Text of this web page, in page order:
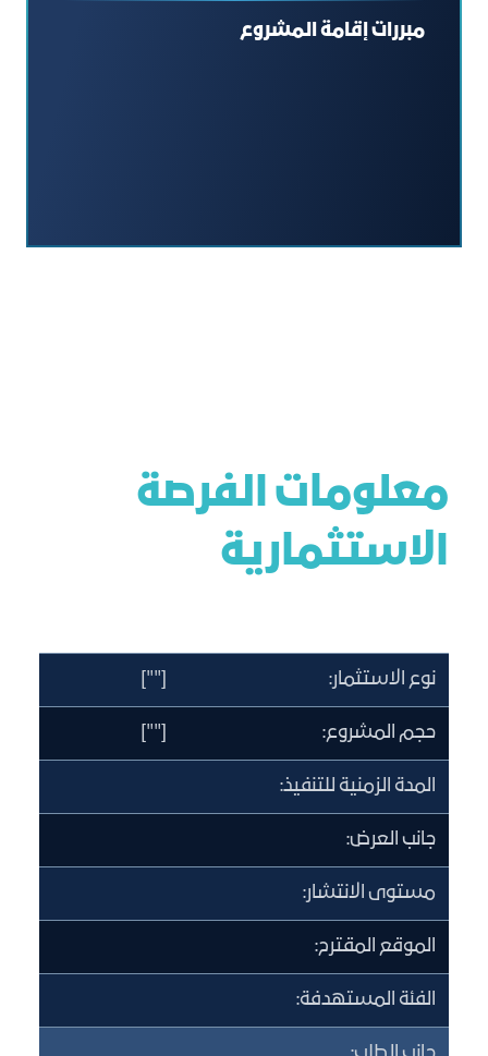
مبررات إقامة المشروع
معلومات الفرصة
الاستثمارية
نوع الاستثمار: [""]
حجم المشروع: [""]
المدة الزمنية للتنفيذ:
جانب العرض:
مستوى الانتشار:
الموقع المقترح:
الفئة المستهدفة: